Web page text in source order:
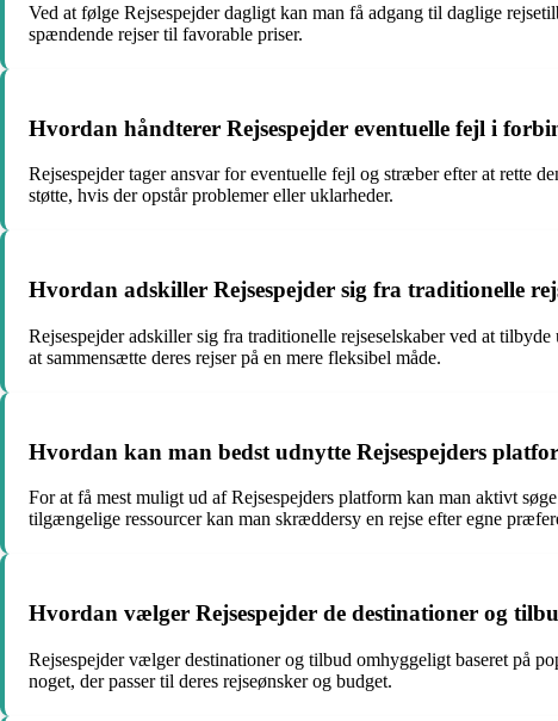
Ved at følge Rejsespejder dagligt kan man få adgang til daglige
spændende rejser til favorable priser.
Hvordan håndterer Rejsespejder eventuelle fejl i
Rejsespejder tager ansvar for eventuelle fejl og stræber efter at rette
støtte, hvis der opstår problemer eller uklarheder.
Hvordan adskiller Rejsespejder sig fra traditionelle
Rejsespejder adskiller sig fra traditionelle rejseselskaber ved at
at sammensætte deres rejser på en mere fleksibel måde.
Hvordan kan man bedst udnytte Rejsespejders
For at få mest muligt ud af Rejsespejders platform kan man aktivt
tilgængelige ressourcer kan man skræddersy en rejse efter egne
Hvordan vælger Rejsespejder de destinationer og
Rejsespejder vælger destinationer og tilbud omhyggeligt baseret på
noget, der passer til deres rejseønsker og budget.